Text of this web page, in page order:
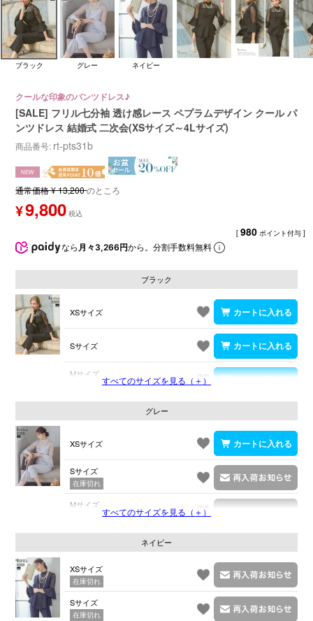
ブラック グレー ネイビー
クールな印象のパンツドレス♪
[SALE] フリル七分袖 透け感レース ペプラムデザイン クール パ
ンツドレス 結婚式 二次会(XSサイズ～4Lサイズ)
商品番号 rt-pts31b
NEW
通常価格¥13,200のところ
¥9,800
[ 980 ポイント付与 ]
なら 月々3,266円から。分割手数料無料
ブラック
XSサイズ
Sサイズ
Mサイズ
残りわずかすべてのサイズを見る（＋）
グレー
XSサイズ
Sサイズ
在庫切れ
Mサイズ
すべてのサイズを見る（＋）
ネイビー
XSサイズ
在庫切れ
Sサイズ
在庫切れ